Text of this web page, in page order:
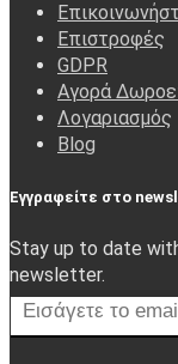
Επιστροφές
GDPR
Αγορά
Λογαριασμός
Blog
Εγγραφείτε στο
Stay up to date
newsletter.